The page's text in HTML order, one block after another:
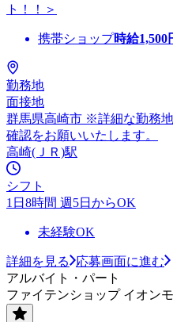
ト！！＞
携帯ショップ時給1,500
勤務地
面接地
群馬県高崎市 ※詳細な勤務
確認をお願いいたします。
高崎(ＪＲ)駅
シフト
1日8時間 週5日からOK
未経験OK
詳細を見る
応募画面に進む
アルバイト・パート
ファイテンショップ イオン